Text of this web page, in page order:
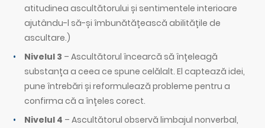
atitudinea ascultătorului și sentimentele interioare
ajutându-l să-și îmbunătățească abilitățile de
ascultare.)
Nivelul 3 – Ascultătorul încearcă să înțeleagă
substanța a ceea ce spune celălalt. El captează idei,
pune întrebări și reformulează probleme pentru a
confirma că a înțeles corect.
Nivelul 4 – Ascultătorul observă limbajul nonverbal,